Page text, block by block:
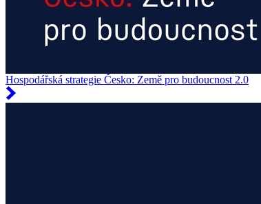
Hospodářská strategie Česko: Země pro budoucnost 2.0